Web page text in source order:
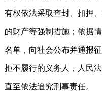
有权依法采取查封、扣押
的财产等强制措施；依据
名单，向社会公布并通报
拒不履行的义务人，人民
直至依法追究刑事责任。